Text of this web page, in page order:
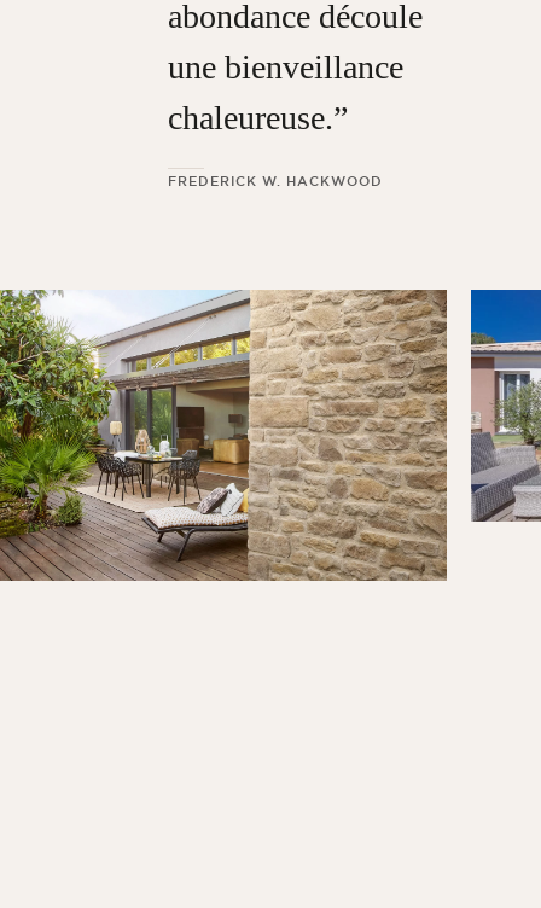
abondance découle
une bienveillance
chaleureuse.”
FREDERICK W. HACKWOOD